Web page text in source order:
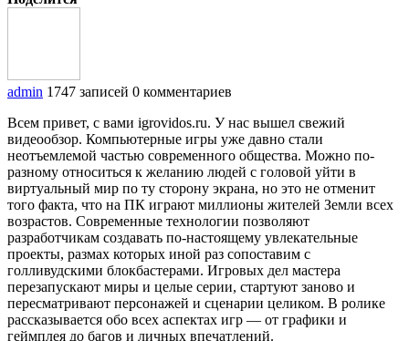
admin 1747 записей 0 комментариев
Всем привет, с вами igrovidos.ru. У нас вышел свежий
видеообзор. Компьютерные игры уже давно стали
неотъемлемой частью современного общества. Можно по-
разному относиться к желанию людей с головой уйти в
виртуальный мир по ту сторону экрана, но это не отменит
того факта, что на ПК играют миллионы жителей Земли всех
возрастов. Современные технологии позволяют
разработчикам создавать по-настоящему увлекательные
проекты, размах которых иной раз сопоставим с
голливудскими блокбастерами. Игровых дел мастера
перезапускают миры и целые серии, стартуют заново и
пересматривают персонажей и сценарии целиком. В ролике
рассказывается обо всех аспектах игр — от графики и
геймплея до багов и личных впечатлений.